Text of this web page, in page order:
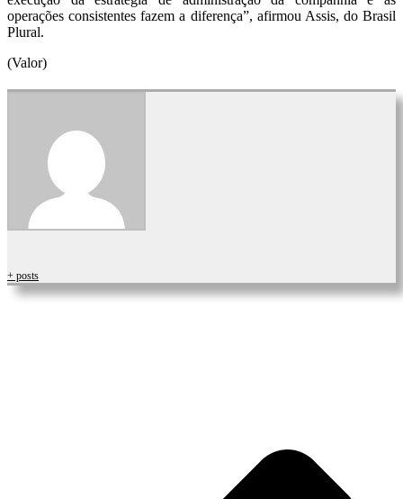
operações consistentes fazem a diferença”, afirmou Assis, do Brasil
Plural.
(Valor)
+ posts